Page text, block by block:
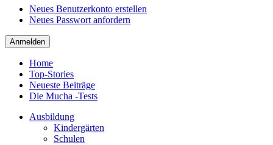
Neues Benutzerkonto erstellen
Neues Passwort anfordern
Home
Top-Stories
Neueste Beiträge
Die Mucha -Tests
Ausbildung
Kindergärten
Schulen